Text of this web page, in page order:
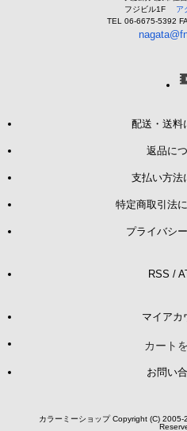
フジビル1F
ア
TEL 06-6675-5392
配送・送料
返品に
支払い方法
特定商取引法
プライバシ
RSS /
マイアカ
カート
お問い
カラーミーショップCopyright (C) 2005-